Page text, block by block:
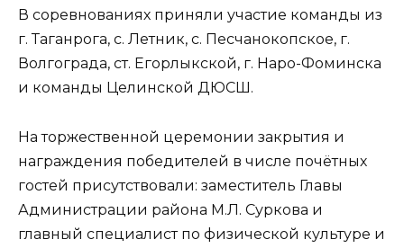
В соревнованиях приняли участие команды из
г. Таганрога, с. Летник, с. Песчанокопское, г.
Волгограда, ст. Егорлыкской, г. Наро-Фоминска
и команды Целинской ДЮСШ.
На торжественной церемонии закрытия и
награждения победителей в числе почётных
гостей присутствовали: заместитель Главы
Администрации района М.Л. Суркова и
главный специалист по физической культуре и